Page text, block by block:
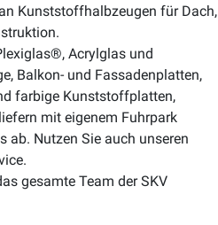
Kunststoffhalbzeugen für Dach,
Acrylglas und
Balkon- und Fassadenplatten,
farbige Kunststoffplatten,
mit eigenem Fuhrpark
ab. Nutzen Sie auch unseren
gesamte Team der SKV